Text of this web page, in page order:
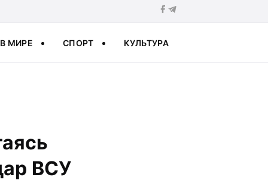
В МИРЕ СПОРТ КУЛЬТУРА
ВСУ